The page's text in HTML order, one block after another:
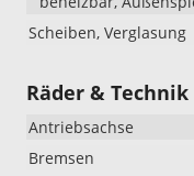
Scheiben, Verglasung
Räder & Technik
Antriebsachse
Bremsen